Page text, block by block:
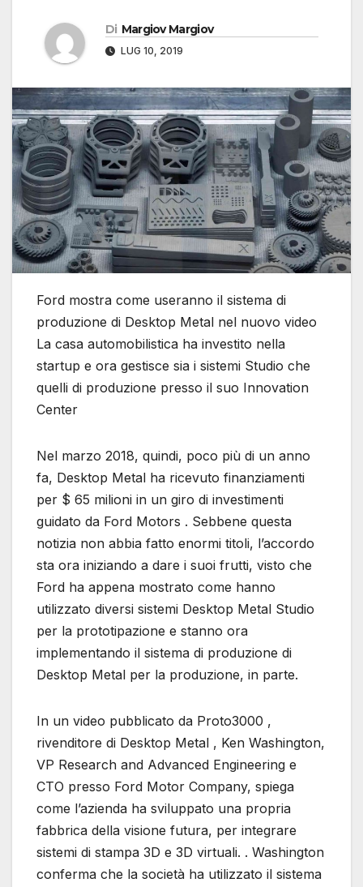
Di Margiov Margiov
LUG 10, 2019
Ford mostra come useranno il sistema di
produzione di Desktop Metal nel nuovo video
La casa automobilistica ha investito nella
startup e ora gestisce sia i sistemi Studio che
quelli di produzione presso il suo Innovation
Center
Nel marzo 2018, quindi, poco più di un anno
fa, Desktop Metal ha ricevuto finanziamenti
per $ 65 milioni in un giro di investimenti
guidato da Ford Motors . Sebbene questa
notizia non abbia fatto enormi titoli, l’accordo
sta ora iniziando a dare i suoi frutti, visto che
Ford ha appena mostrato come hanno
utilizzato diversi sistemi Desktop Metal Studio
per la prototipazione e stanno ora
implementando il sistema di produzione di
Desktop Metal per la produzione, in parte.
In un video pubblicato da Proto3000 ,
rivenditore di Desktop Metal , Ken Washington,
VP Research and Advanced Engineering e
CTO presso Ford Motor Company, spiega
come l’azienda ha sviluppato una propria
fabbrica della visione futura, per integrare
sistemi di stampa 3D e 3D virtuali. . Washington
conferma che la società ha utilizzato il sistema